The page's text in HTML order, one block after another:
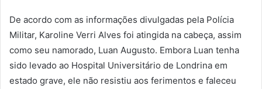
De acordo com as informações divulgadas pela Polícia
Militar, Karoline Verri Alves foi atingida na cabeça, assim
como seu namorado, Luan Augusto. Embora Luan tenha
sido levado ao Hospital Universitário de Londrina em
estado grave, ele não resistiu aos ferimentos e faleceu